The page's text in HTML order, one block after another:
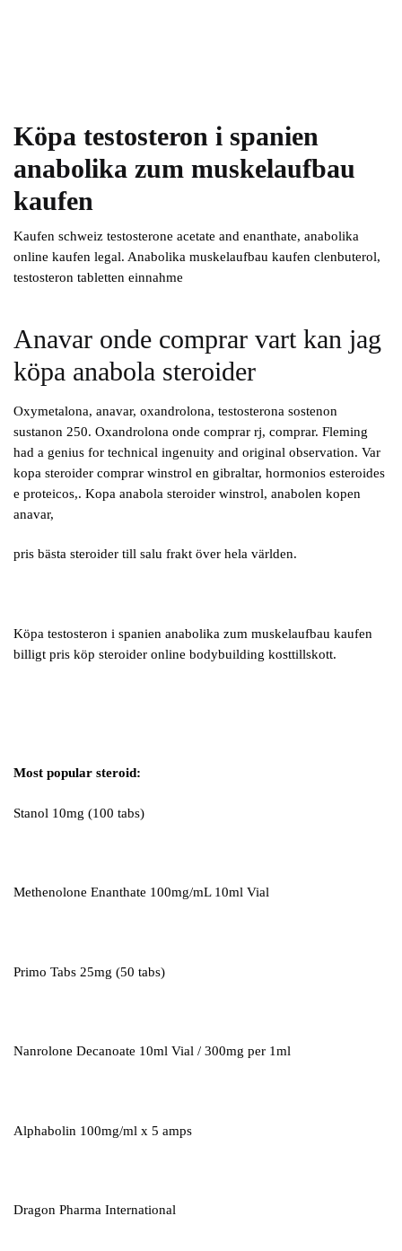
Köpa testosteron i spanien
anabolika zum muskelaufbau
kaufen
Kaufen schweiz testosterone acetate and enanthate, anabolika
online kaufen legal. Anabolika muskelaufbau kaufen clenbuterol,
testosteron tabletten einnahme
Anavar onde comprar vart kan jag
köpa anabola steroider
Oxymetalona, anavar, oxandrolona, testosterona sostenon
sustanon 250. Oxandrolona onde comprar rj, comprar. Fleming
had a genius for technical ingenuity and original observation. Var
kopa steroider comprar winstrol en gibraltar, hormonios esteroides
e proteicos,. Kopa anabola steroider winstrol, anabolen kopen
anavar,
pris bästa steroider till salu frakt över hela världen.
Köpa testosteron i spanien anabolika zum muskelaufbau kaufen
billigt pris köp steroider online bodybuilding kosttillskott.
Most popular steroid:
Stanol 10mg (100 tabs)
Methenolone Enanthate 100mg/mL 10ml Vial
Primo Tabs 25mg (50 tabs)
Nanrolone Decanoate 10ml Vial / 300mg per 1ml
Alphabolin 100mg/ml x 5 amps
Dragon Pharma International